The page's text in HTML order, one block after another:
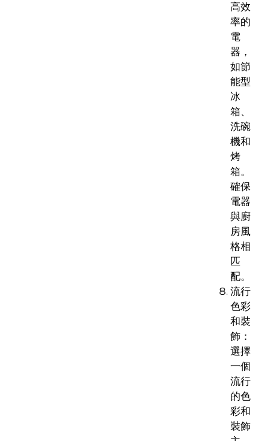
高效
率的
電
器，
如節
能型
冰
箱、
洗碗
機和
烤
箱。
確保
電器
與廚
房風
格相
匹
配。
流行
色彩
和裝
飾：
選擇
一個
流行
的色
彩和
裝飾